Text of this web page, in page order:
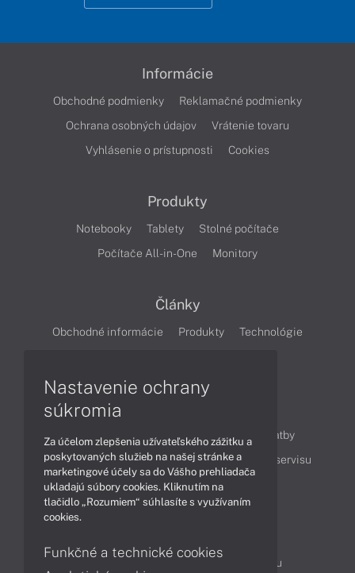
Informácie
Obchodné podmienky
Reklamačné podmienky
Ochrana osobných údajov
Vrátenie tovaru
Vyhlásenie o prístupnosti
Cookies
Produkty
Notebooky Tablety
Stolné počítače
Počítače All-in-One
Monitory
Články
Obchodné informácie Produkty
Technológie
Ako nakupovať
Možnosti doručenia a platby
Podpora a servis
Servisné služby Cenník servisu
Kontakty
Reklamácia tovaru
Nastavenie ochrany
súkromia
Za účelom zlepšenia užívateľského zážitku a
poskytovaných služieb na našej stránke a
marketingové účely sa do Vášho prehliadača
ukladajú súbory cookies. Kliknutím na
tlačidlo „Rozumiem“ súhlasíte s využívaním
cookies.
Funkčné a technické cookies